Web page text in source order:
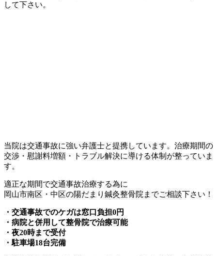
して下さい。
当院は交通事故に強い弁護士と提携しています。治療期間の
交渉・慰謝料増額・トラブル解決に導ける体制が整っていま
す。
適正な期間で交通事故治療する為に
岡山市南区・中区の陽だまり鍼灸整骨院までご相談下さい！
・交通事故でのケガは窓口負担0円
・病院と併用して整骨院で治療可能
・夜20時まで受付
・駐車場18台完備